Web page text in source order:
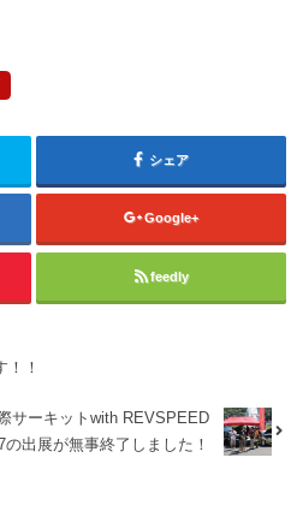
シェア
Google+
feedly
！！
サーキットwith REVSPEED
の出展が無事終了しました！